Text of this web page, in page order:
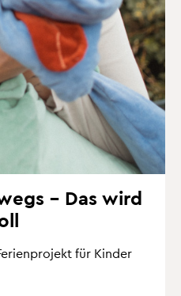
– Das wird
für Kin­der